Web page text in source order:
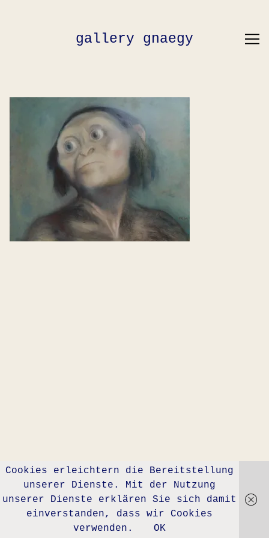
gallery gnaegy
Cookies erleichtern die Bereitstellung
unserer Dienste. Mit der Nutzung
unserer Dienste erklären Sie sich damit
einverstanden, dass wir Cookies
verwenden.
OK